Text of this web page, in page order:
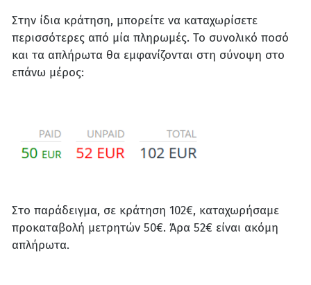
Στην ίδια κράτηση, μπορείτε να καταχωρίσετε
περισσότερες από μία πληρωμές. Το συνολικό ποσό
και τα απλήρωτα θα εμφανίζονται στη σύνοψη στο
επάνω μέρος:
Στο παράδειγμα, σε κράτηση 102€, καταχωρήσαμε
προκαταβολή μετρητών 50€. Άρα 52€ είναι ακόμη
απλήρωτα.